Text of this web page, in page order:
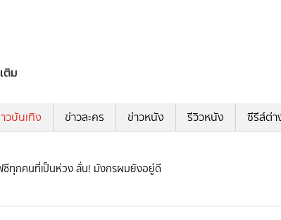
ติม
วบันเทิง ข่าวละคร ข่าวหนัง รีวิวหนัง ซีรีส์ต่า
ซีทุกคนที่เป็นห่วง ลั่น! มังกรผมยังอยู่ดี